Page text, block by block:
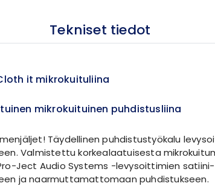
Tekniset tiedot
it mikrokuituliina
mikrokuituinen puhdistusliina
Täydellinen puhdistustyökalu
Valmistettu korkealaatuisesta
Ject Audio Systems -levysoittimien
ja naarmuttamattomaan puhdistukseen.